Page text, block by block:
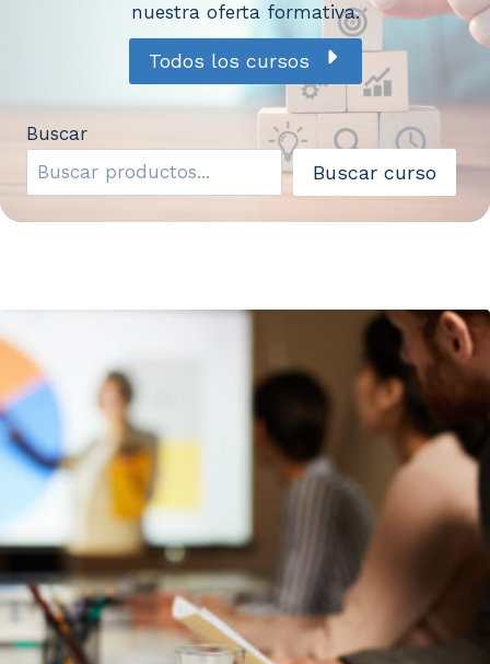
nuestra oferta formativa.
Todos los cursos
Buscar
Buscar curso